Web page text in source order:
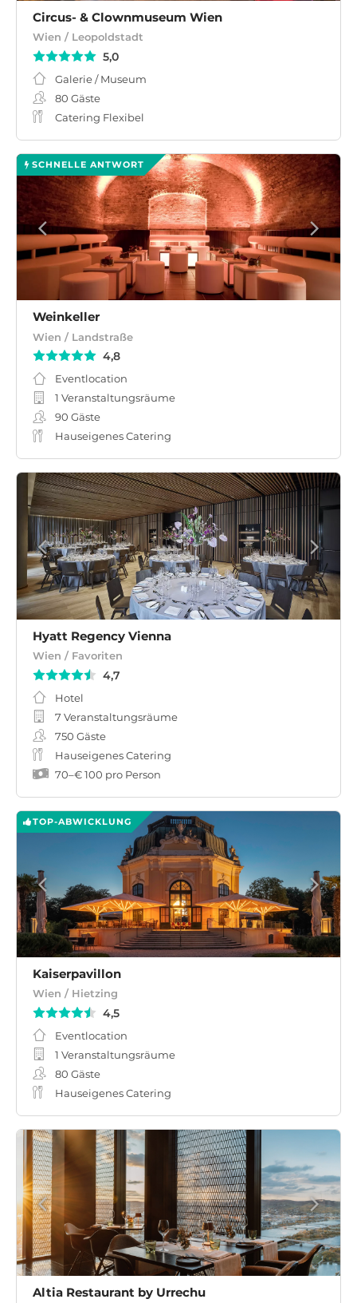
Circus- & Clownmuseum Wien
Wien / Leopoldstadt
5,0
Galerie / Museum
80 Gäste
Catering Flexibel
SCHNELLE ANTWORT
Weinkeller
Wien / Landstraße
4,8
Eventlocation
1 Veranstaltungsräume
90 Gäste
Hauseigenes Catering
Hyatt Regency Vienna
Wien / Favoriten
4,7
Hotel
7 Veranstaltungsräume
750 Gäste
Hauseigenes Catering
70–€ 100 pro Person
TOP-ABWICKLUNG
Kaiserpavillon
Wien / Hietzing
4,5
Eventlocation
1 Veranstaltungsräume
80 Gäste
Hauseigenes Catering
Altia Restaurant by Urrechu